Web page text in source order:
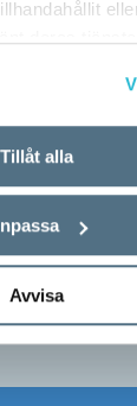
Tillåt alla
Avvisa
tillgång till
med vår app